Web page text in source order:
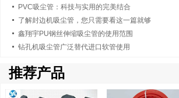
PVC吸尘管：科技与实用的完美结合
了解封边机吸尘管，您只需要看这一篇就够
鑫翔宇PU钢丝伸缩吸尘管的使用范围
钻孔机吸尘管广泛替代进口软管使用
推荐产品